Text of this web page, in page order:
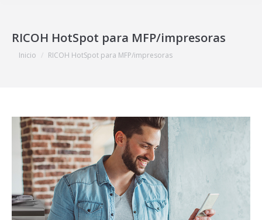
RICOH HotSpot para MFP/impresoras
Estás aquí:
Inicio RICOH HotSpot para MFP/impresoras